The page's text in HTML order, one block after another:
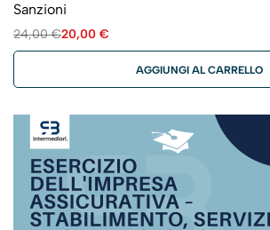
Sanzioni
24,00€20,00 €
AGGIUNGI AL CARRELLO